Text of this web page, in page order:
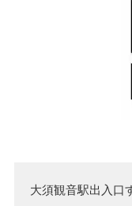
大須観音駅出入口